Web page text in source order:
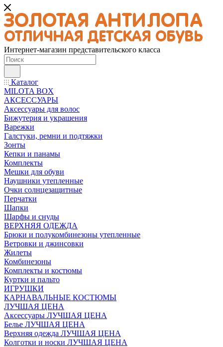
Интернет-магазин представительского класса
Каталог
MILOTA BOX
АКСЕССУАРЫ
Аксессуары для волос
Бижутерия и украшения
Варежки
Галстуки, ремни и подтяжки
Зонты
Кепки и панамы
Комплекты
Мешки для обуви
Наушники утепленные
Очки солнцезащитные
Перчатки
Шапки
Шарфы и снуды
ВЕРХНЯЯ ОДЕЖДА
Брюки и полукомбинезоны утепленные
Ветровки и джинсовки
Жилеты
Комбинезоны
Комплекты и костюмы
Куртки и пальто
ИГРУШКИ
КАРНАВАЛЬНЫЕ КОСТЮМЫ
ЛУЧШАЯ ЦЕНА
Аксессуары ЛУЧШАЯ ЦЕНА
Белье ЛУЧШАЯ ЦЕНА
Верхняя одежда ЛУЧШАЯ ЦЕНА
Колготки и носки ЛУЧШАЯ ЦЕНА